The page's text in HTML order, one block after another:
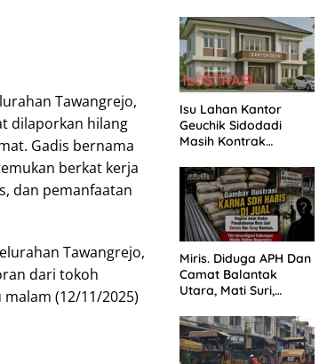
Tawangrejo,
dilaporkan hilang
Gadis bernama
berkat kerja
dan pemanfaatan
Tawangrejo,
dari tokoh
(12/11/2025)
Isu Lahan Kantor
Geuchik Sidodadi
Masih Kontrak
Penjelasan Perangkat
Desa
Miris. Diduga APH Dan
Camat Balantak
Utara, Mati Suri,
Jual Bantuan Negara,
Belum Ada Tindakan
Tegas. ​